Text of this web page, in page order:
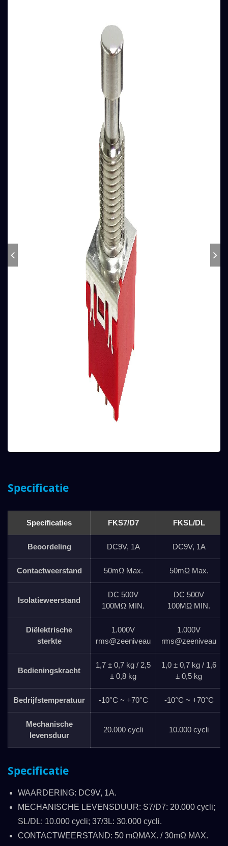
Specificatie
Specificaties FKS7/D7 FKSL/DL
Beoordeling DC9V, 1A DC9V, 1A
Contactweerstand 50mΩ Max. 50mΩ Max.
Isolatieweerstand
DC 500V
100MΩ MIN.
DC 500V
100MΩ MIN.
Diëlektrische
sterkte
1.000V
rms@zeeniveau
1.000V
rms@zeeniveau
Bedieningskracht
1,7 ± 0,7 kg / 2,5
± 0,8 kg
1,0 ± 0,7 kg / 1,6
± 0,5 kg
Bedrijfstemperatuur -10°C ~ +70°C -10°C ~ +70°C
Mechanische
levensduur
20.000 cycli 10.000 cycli
Specificatie
WAARDERING: DC9V, 1A.
MECHANISCHE LEVENSDUUR: S7/D7: 20.000 cycli;
SL/DL: 10.000 cycli; 37/3L: 30.000 cycli.
CONTACTWEERSTAND: 50 mΩMAX. / 30mΩ MAX.